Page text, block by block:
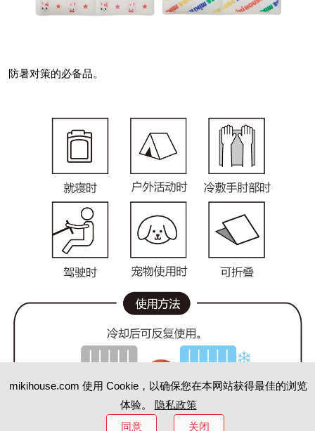
防暑对策的必备品。
mikihouse.com 使用 Cookie，以确保您在本网站获得最佳的浏览
体验。 隐私政策
同意
关闭